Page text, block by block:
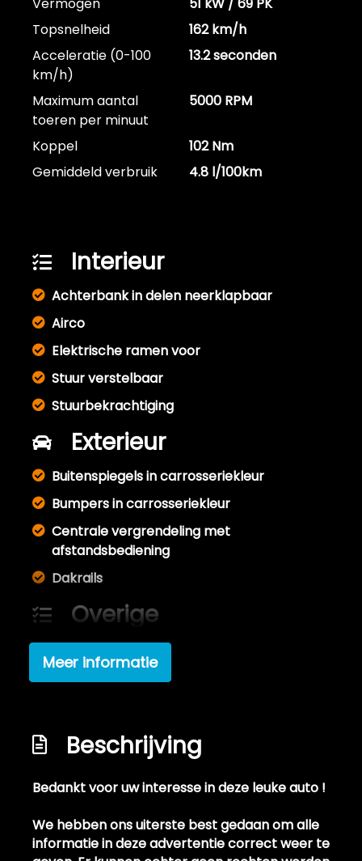
Topsnelheid
162 km/h
Acceleratie (0-100
km/h)
13.2 seconden
Maximum aantal
toeren per minuut
5000 RPM
Koppel
102 Nm
Gemiddeld verbruik
4.8 l/100km
Interieur
Achterbank in delen neerklapbaar
Airco
Elektrische ramen voor
Stuur verstelbaar
Stuurbekrachtiging
Exterieur
Buitenspiegels in carrosseriekleur
Bumpers in carrosseriekleur
Centrale vergrendeling met
afstandsbediening
Dakrails
Overige
Anti blokkeer systeem
Meer informatie
Beschrijving
Bedankt voor uw interesse in deze leuke auto !
We hebben ons uiterste best gedaan om alle
informatie in deze advertentie correct weer te